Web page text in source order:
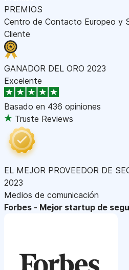
PREMIOS
Centro de Contacto Europeo y
Cliente
GANADOR DEL ORO 2023
Excelente
Basado en 436 opiniones
Truste Reviews
EL MEJOR PROVEEDOR DE
2023
Medios de comunicación
Forbes - Mejor startup de